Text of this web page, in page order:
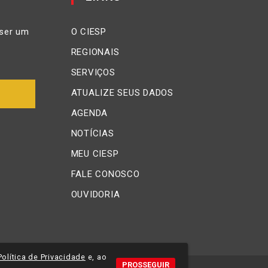
um
O CIESP
REGIONAIS
SERVIÇOS
ATUALIZE SEUS DADOS
AGENDA
NOTÍCIAS
MEU CIESP
FALE CONOSCO
OUVIDORIA
de Privacidade e, ao
PROSSEGUIR